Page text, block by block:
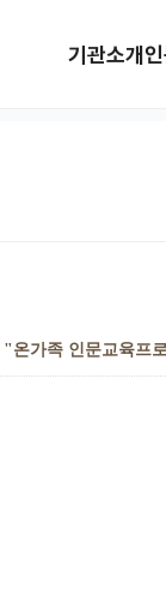
기관소개
온가족 인문교육프